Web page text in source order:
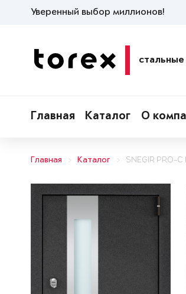
Уверенный выбор миллионов!
Главная Каталог О
Главная Каталог SNEGIR PRO-